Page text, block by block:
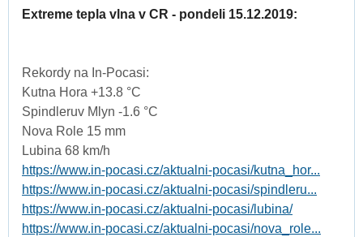
Extreme tepla vlna v CR - pondeli 15.12.2019:
Rekordy na In-Pocasi:
Kutna Hora +13.8 °C
Spindleruv Mlyn -1.6 °C
Nova Role 15 mm
Lubina 68 km/h
https://www.in-pocasi.cz/aktualni-pocasi/kutna_hor...
https://www.in-pocasi.cz/aktualni-pocasi/spindleru...
https://www.in-pocasi.cz/aktualni-pocasi/lubina/
https://www.in-pocasi.cz/aktualni-pocasi/nova_role...